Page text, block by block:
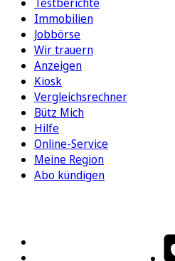
Immobilien
Jobbörse
Wir trauern
Anzeigen
Kiosk
Vergleichsrechner
Bütz Mich
Hilfe
Online-Service
Meine Region
Abo kündigen